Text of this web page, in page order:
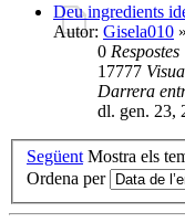
Deu ingredients
Autor: Gisela010
0 Respostes
17777
Darrera
dl. gen. 23,
Següent Mostra els
Ordena per